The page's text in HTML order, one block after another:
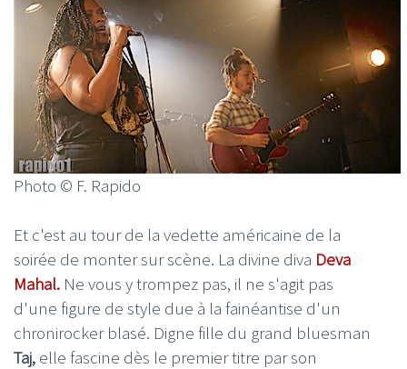
Photo © F. Rapido
Et c'est au tour de la vedette américaine de la
soirée de monter sur scène. La divine diva Deva
Mahal. Ne vous y trompez pas, il ne s'agit pas
d'une figure de style due à la fainéantise d'un
chronirocker blasé. Digne fille du grand bluesman
Taj, elle fascine dès le premier titre par son